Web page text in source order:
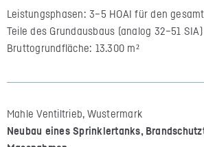
Leistungsphasen: 3–5 HOAI für den
Teile des Grundausbaus (analog 32–51 SIA)
Bruttogrundfläche: 13.300 m²
Mahle Ventiltrieb, Wustermark
Neubau eines Sprinklertanks,